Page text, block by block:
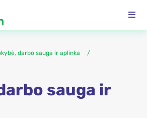
darbo sauga ir aplinka
sauga ir